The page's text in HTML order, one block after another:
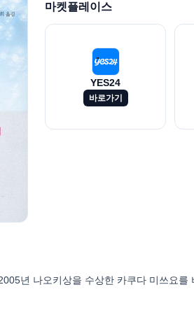
마켓플레이스
YES24
바로가기
년 나오키상을 수상한 카쿠다 미쓰요